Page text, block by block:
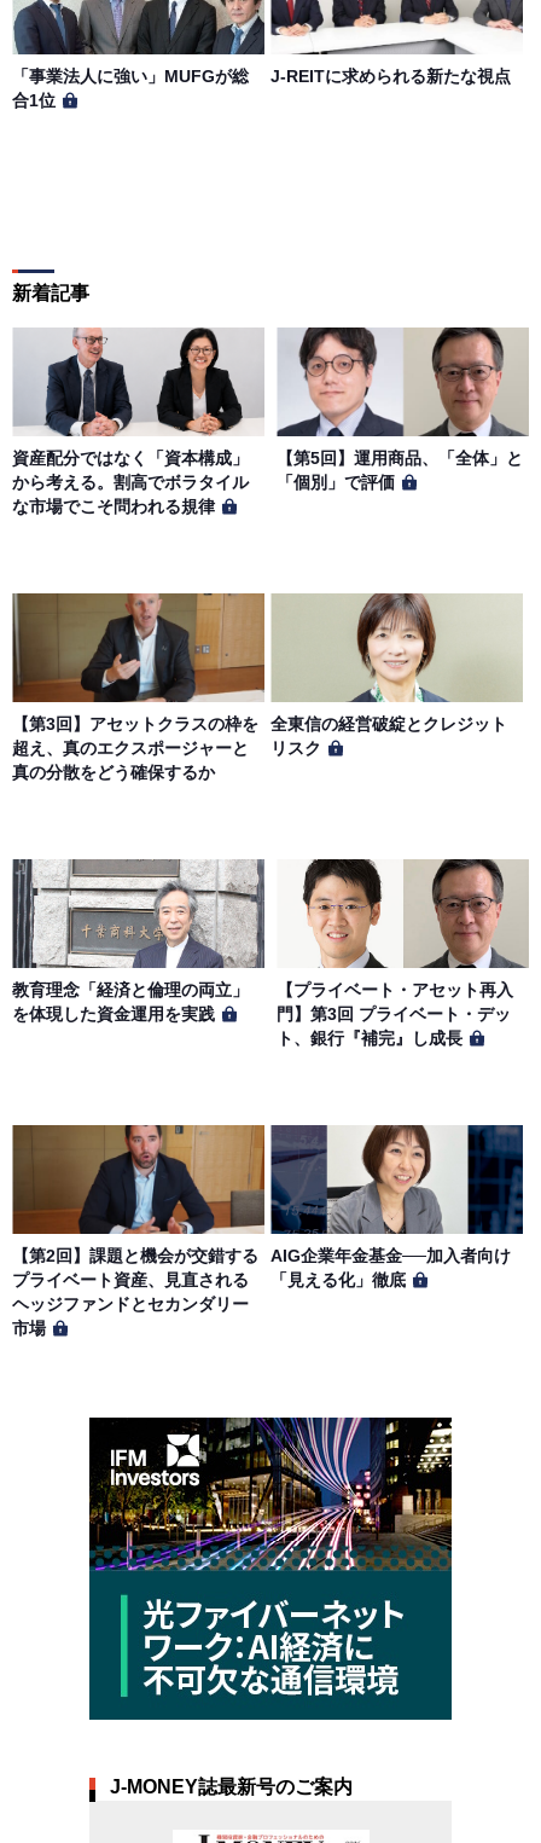
「事業法人に強い」MUFGが総
合1位
J-REITに求められる新たな視点
新着記事
資産配分ではなく「資本構成」
から考える。割高でボラタイル
な市場でこそ問われる規律
【第5回】運用商品、「全体」と
「個別」で評価
【第3回】アセットクラスの枠を
超え、真のエクスポージャーと
真の分散をどう確保するか
全東信の経営破綻とクレジット
リスク
教育理念「経済と倫理の両立」
を体現した資金運用を実践
【プライベート・アセット再入
門】第3回 プライベート・デッ
ト、銀行『補完』し成長
【第2回】課題と機会が交錯する
プライベート資産、見直される
ヘッジファンドとセカンダリー
市場
AIG企業年金基金──加入者向け
「見える化」徹底
J-MONEY誌最新号のご案内